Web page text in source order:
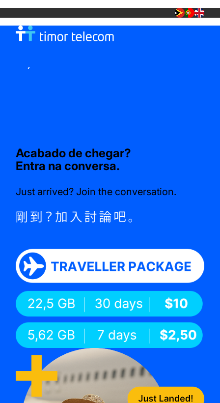
Loja TT
Samsung Galaxy S25
$960
Acabado de chegar?
Entra na conversa.
Just arrived? Join the conversation.
eSIM TT
Sai dijitál ho
presiza kartaun.
Adesaun iha ne’e